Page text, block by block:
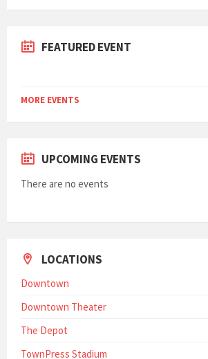
FEATURED EVENT
MORE EVENTS
UPCOMING EVENTS
There are no events
LOCATIONS
Downtown
Downtown Theater
The Depot
TownPress Stadium